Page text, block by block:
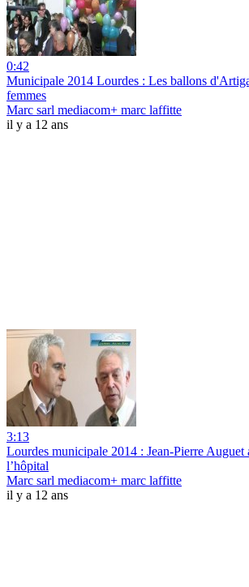
0:42
Municipale 2014 Lourdes : Les ballons
femmes
Marc sarl mediacom+ marc laffitte
il y a 12 ans
3:13
Lourdes municipale 2014 : Jean-Pierre Auguet
l’hôpital
Marc sarl mediacom+ marc laffitte
il y a 12 ans